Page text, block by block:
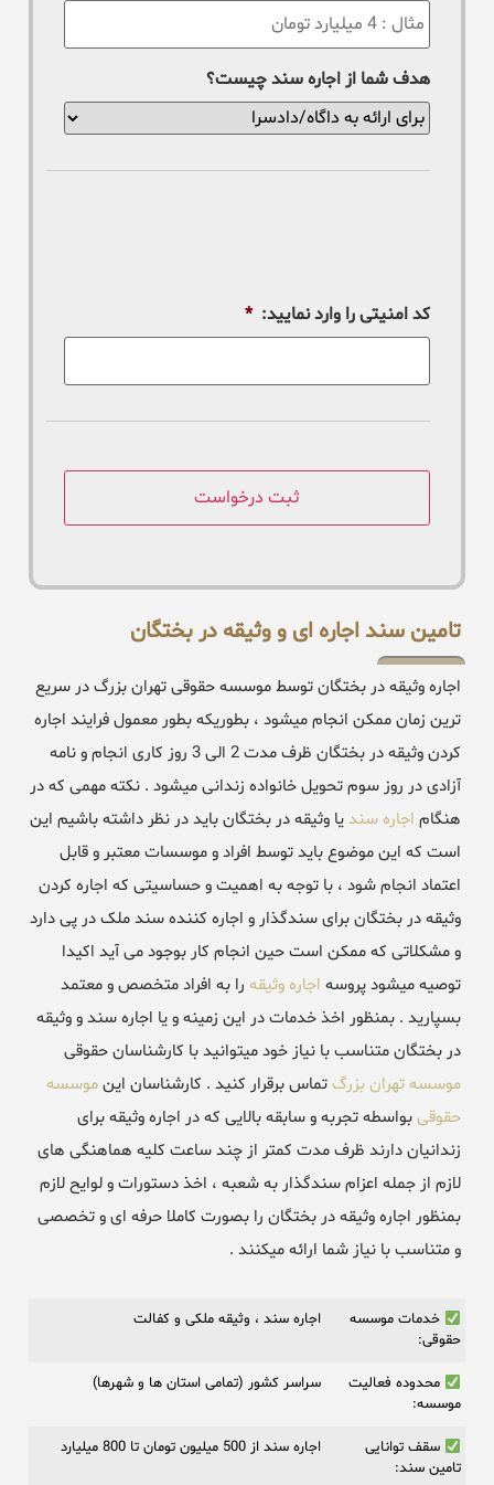
هدف شما از اجاره سند چیست؟
کد امنیتی را وارد نمایید: *
تامین سند اجاره ای و وثیقه در بختگان
اجاره وثیقه در بختگان توسط موسسه حقوقی تهران بزرگ در سریع
ترین زمان ممکن انجام میشود ، بطوریکه بطور معمول فرایند اجاره
کردن وثیقه در بختگان ظرف مدت 2 الی 3 روز کاری انجام و نامه
آزادی در روز سوم تحویل خانواده زندانی میشود . نکته مهمی که در
هنگام اجاره سندیا وثیقه در بختگان باید در نظر داشته باشیم این
است که این موضوع باید توسط افراد و موسسات معتبر و قابل
اعتماد انجام شود ، با توجه به اهمیت و حساسیتی که اجاره کردن
وثیقه در بختگان برای سندگذار و اجاره کننده سند ملک در پی دارد
و مشکلاتی که ممکن است حین انجام کار بوجود می آید اکیدا
توصیه میشود پروسه اجاره وثیقه را به افراد متخصص و معتمد
بسپارید . بمنظور اخذ خدمات در این زمینه و یا اجاره سند و وثیقه
در بختگان متناسب با نیاز خود میتوانید با کارشناسان حقوقی
موسسه تهران بزرگتماس برقرار کنید . کارشناسان اینموسسه
حقوقیبواسطه تجربه و سابقه بالایی که در اجاره وثیقه برای
زندانیان دارند ظرف مدت کمتر از چند ساعت کلیه هماهنگی های
لازم از جمله اعزام سندگذار به شعبه ، اخذ دستورات و لوایح لازم
بمنظور اجاره وثیقه در بختگان را بصورت کاملا حرفه ای و تخصصی
و متناسب با نیاز شما ارائه میکنند .
خدمات موسسه
حقوقی:
اجاره سند ، وثیقه ملکی و کفالت
محدوده فعالیت
موسسه:
سراسر کشور (تمامی استان ها و شهرها)
سقف توانایی
تامین سند:
اجاره سند از 500 میلیون تومان تا 800 میلیارد